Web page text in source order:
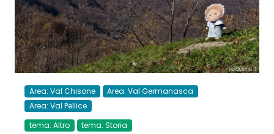
Area: Val Chisone
Area: Val Germanasca
Area: Val Pellice
tema: Altro
tema: Storia